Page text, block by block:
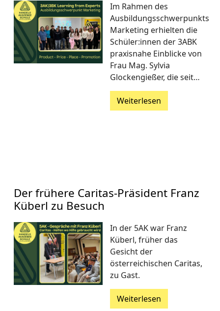
Im Rahmen des
Ausbildungsschwerpunkts
Marketing erhielten die
Schüler:innen der 3ABK
praxisnahe Einblicke von
Frau Mag. Sylvia
Glockengießer, die seit…
Weiterlesen
Der frühere Caritas-Präsident Franz
Küberl zu Besuch
In der 5AK war Franz
Küberl, früher das
Gesicht der
österreichischen Caritas,
zu Gast.
Weiterlesen